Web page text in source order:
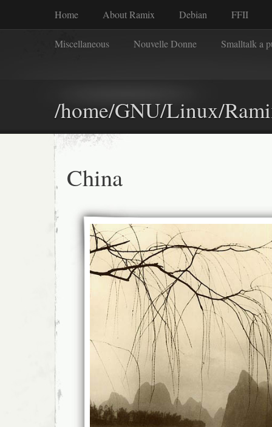
Home About Ramix Debian FFII
Miscellaneous Nouvelle Donne Smalltalk a
/home/GNU/Linux/
China